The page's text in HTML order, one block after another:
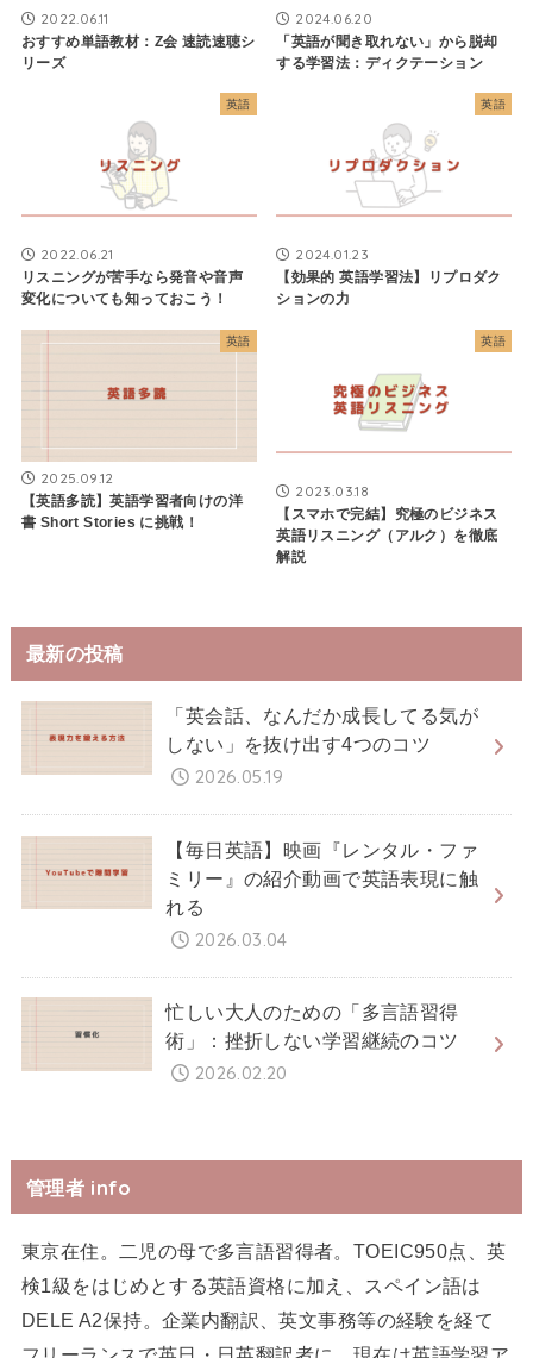
2022.06.11
おすすめ単語教材：Z会 速読速聴シ
リーズ
2024.06.20
「英語が聞き取れない」から脱却
する学習法：ディクテーション
英語
2022.06.21
リスニングが苦手なら発音や音声
変化についても知っておこう！
英語
2024.01.23
【効果的 英語学習法】リプロダク
ションの力
英語
2025.09.12
【英語多読】英語学習者向けの洋
書 Short Stories に挑戦！
英語
2023.03.18
【スマホで完結】究極のビジネス
英語リスニング（アルク）を徹底
解説
最新の投稿
「英会話、なんだか成長してる気が
しない」を抜け出す4つのコツ
2026.05.19
【毎日英語】映画『レンタル・ファ
ミリー』の紹介動画で英語表現に触
れる
2026.03.04
忙しい大人のための「多言語習得
術」：挫折しない学習継続のコツ
2026.02.20
管理者 info
東京在住。二児の母で多言語習得者。TOEIC950点、英
検1級をはじめとする英語資格に加え、スペイン語は
DELE A2保持。企業内翻訳、英文事務等の経験を経て